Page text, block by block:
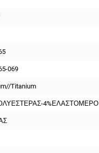
069
Titanium
4%ΕΛΑΣΤΟΜΕΡΟ